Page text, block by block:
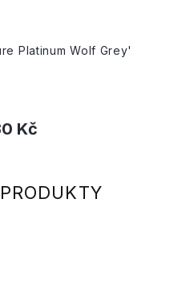
Platinum Wolf Grey'
Kč